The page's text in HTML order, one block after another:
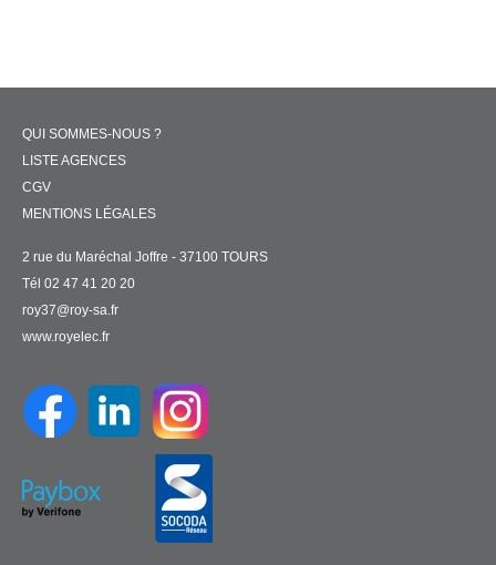
QUI SOMMES-NOUS ?
LISTE AGENCES
CGV
MENTIONS LÉGALES
2 rue du Maréchal Joffre - 37100 TOURS
Tél 02 47 41 20 20
roy37@roy-sa.fr
www.royelec.fr